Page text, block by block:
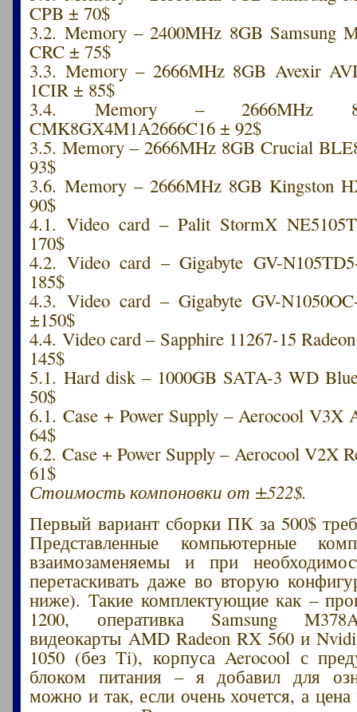
CPB ± 70$
3.2. Memory – 2400MHz 8GB Samsung
CRC ± 75$
3.3. Memory – 2666MHz 8GB Avexir
1CIR ± 85$
3.4. Memory – 2666MHz
CMK8GX4M1A2666C16 ± 92$
3.5. Memory – 2666MHz 8GB Crucial
93$
3.6. Memory – 2666MHz 8GB Kingston
90$
4.1. Video card – Palit StormX
170$
4.2. Video card – Gigabyte GV-
185$
4.3. Video card – Gigabyte GV-
±150$
4.4. Video card – Sapphire 11267-15
145$
5.1. Hard disk – 1000GB SATA-3 WD
50$
6.1. Case + Power Supply – Aerocool V3X
64$
6.2. Case + Power Supply – Aerocool V2X
61$
Стоимость компоновки от ±522$.
Первый вариант сборки ПК за 500$
Представленные компьютерные
взаимозаменяемы и при
перетаскивать даже во вторую
ниже). Такие комплектующие как –
1200, оперативка Samsung
видеокарты AMD Radeon RX 560 и
1050 (без Ti), корпуса Aerocool с
блоком питания – я добавил для
можно и так, если очень хочется, а